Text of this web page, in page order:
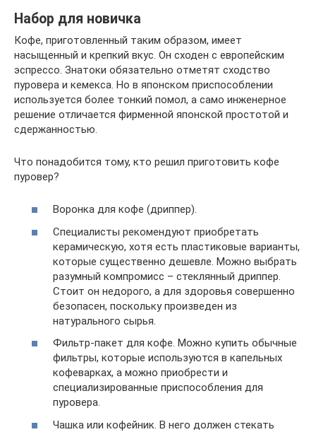
Набор для новичка
Кофе, приготовленный таким образом, имеет
насыщенный и крепкий вкус. Он сходен с европейским
эспрессо. Знатоки обязательно отметят сходство
пуровера и кемекса. Но в японском приспособлении
используется более тонкий помол, а само инженерное
решение отличается фирменной японской простотой и
сдержанностью.
Что понадобится тому, кто решил приготовить кофе
пуровер?
Воронка для кофе (дриппер).
Специалисты рекомендуют приобретать
керамическую, хотя есть пластиковые варианты,
которые существенно дешевле. Можно выбрать
разумный компромисс – стеклянный дриппер.
Стоит он недорого, а для здоровья совершенно
безопасен, поскольку произведен из
натурального сырья.
Фильтр-пакет для кофе. Можно купить обычные
фильтры, которые используются в капельных
кофеварках, а можно приобрести и
специализированные приспособления для
пуровера.
Чашка или кофейник. В него должен стекать